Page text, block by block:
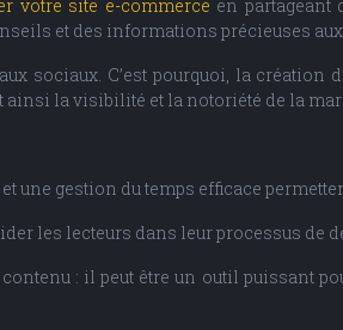
votre site e-commerce en partageant
et des informations précieuses
sociaux. C’est pourquoi, la
ainsi la visibilité et la notoriété de la
une gestion du temps efficace
les lecteurs dans leur processus
: il peut être un outil puissant